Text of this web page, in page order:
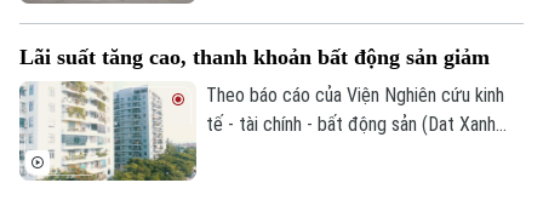
Lãi suất tăng cao, thanh khoản bất động sản giảm
Theo báo cáo của Viện Nghiên cứu kinh
tế - tài chính - bất động sản (Dat Xanh